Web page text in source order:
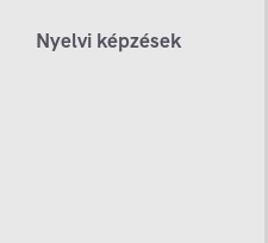
Nyelvi képzések